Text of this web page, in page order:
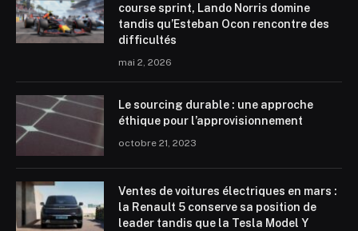
course sprint, Lando Norris domine
tandis qu’Esteban Ocon rencontre des
difficultés
mai 2, 2026
Le sourcing durable : une approche
éthique pour l’approvisionnement
octobre 21, 2023
Ventes de voitures électriques en mars :
la Renault 5 conserve sa position de
leader tandis que la Tesla Model Y